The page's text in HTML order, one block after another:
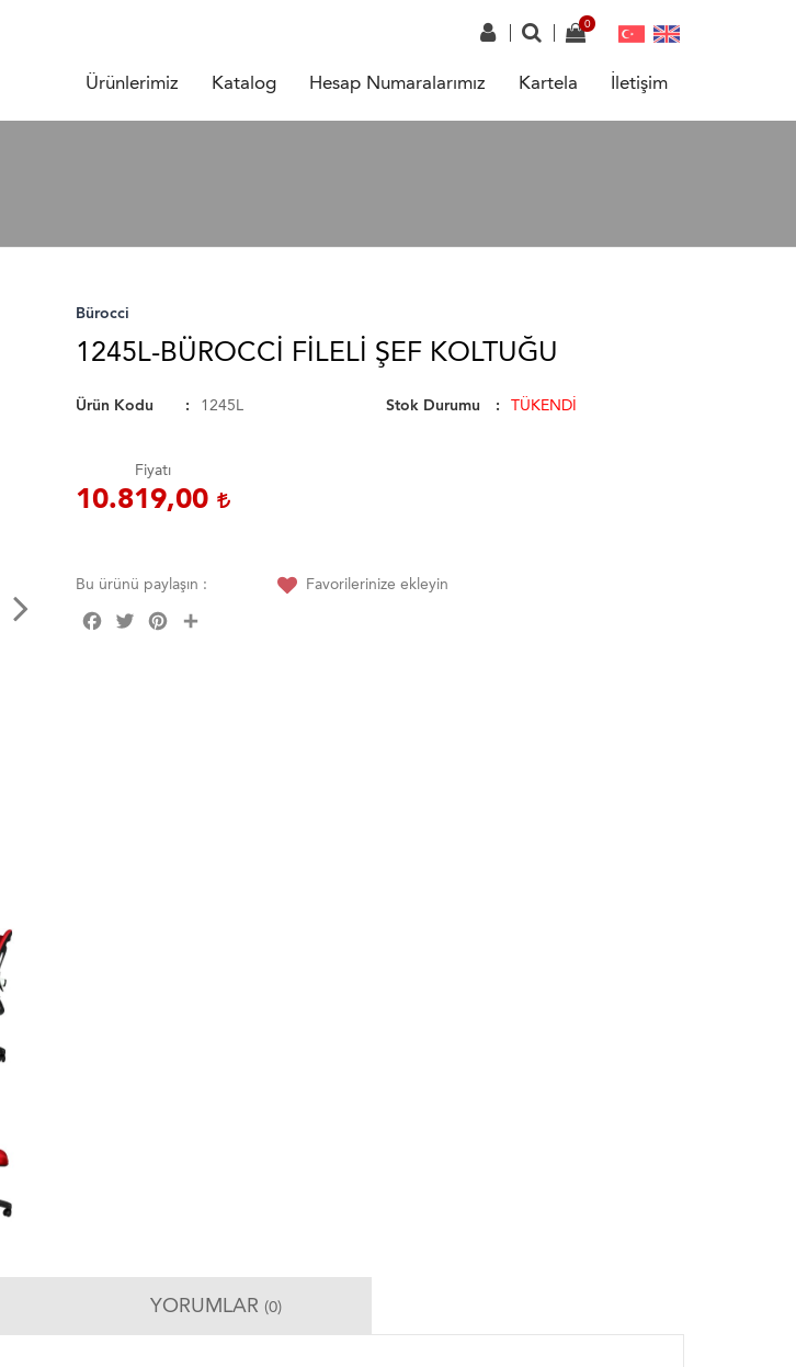
Ürünlerimiz Katalog Hesap Numaralarımız Kartela İletişim
Bürocci
1245L-BÜROCCI FILELI ŞEF KOLTUĞU
Ürün Kodu 1245L Stok Durumu TÜKENDİ
Fiyatı
10.819,00
Bu ürünü paylaşın :
FacebookTwitterPinterest
Favorilerinize ekleyin
YORUMLAR (0)